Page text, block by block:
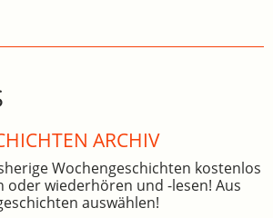
ARCHIV
Wochengeschichten kostenlos
oder wiederhören und -lesen! Aus
auswählen!